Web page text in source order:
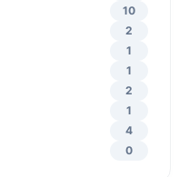
10
2
1
1
2
1
4
0